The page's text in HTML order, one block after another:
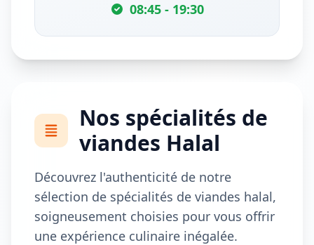
08:45 - 19:30
Nos spécialités de
viandes Halal
Découvrez l'authenticité de notre
sélection de spécialités de viandes halal,
soigneusement choisies pour vous offrir
une expérience culinaire inégalée.